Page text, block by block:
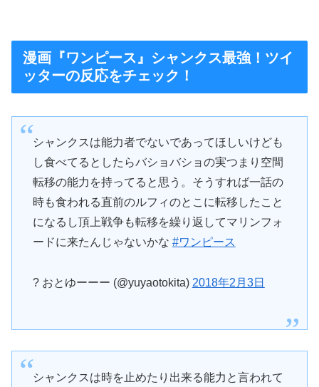
漫画『ワンピース』シャンクス最強！ツイ
ッターの反応をチェック！
シャンクスは能力者でないであってほしいけども
し食べてるとしたらバショバショの実つまり空間
転移の能力を持ってると思う。そうすれば一話の
時も食われる直前のルフィのとこに転移したこと
になるし頂上戦争も転移を繰り返してマリンフォ
ードに来たんじゃないかな #ワンピース
? おとゆーーー (@yuyaotokita) 2018年2月3日
シャンクスは時を止めたり出来る能力と言われて